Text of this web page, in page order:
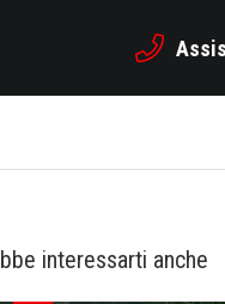
interessarti anche